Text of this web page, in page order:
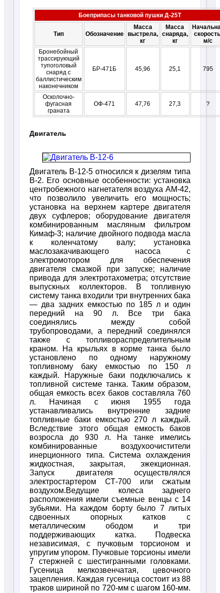
Боеприпасы танковой пушки Д-25Т
Тип Обозначение
Масса
выстрела,
кг
Масса
снаряда,
кг
м/с
Бронебойный
трассирующий
тупоголовый
снаряд с
баллистическим
наконечником
БР-471Б 45,96 25,1 795
Осколочно-
фугасная
граната
ОФ-471 47,76 27,3 ?
Двигатель
Двигатель В-12-5 относился к дизелям типа
В-2. Его основные особенности: установка
центробежного нагнетателя воздуха АМ-42,
что позволило увеличить его мощность;
установка на верхнем картере двигателя
двух суфлеров; оборудование двигателя
комбинированным масляным фильтром
Кимаф-3; наличие двойного подвода масла
к коленчатому валу; установка
маслозакачивающего насоса с
электромотором для обеспечения
двигателя смазкой при запуске; наличие
привода для электротахометра; отсутствие
выпускных коллекторов. В топливную
систему танка входили три внутренних бака
— два задних емкостью по 185 л и один
передний на 90 л. Все три бака
соединялись между собой
трубопроводами, а передний соединялся
также с топливораспределительным
краном. На крыльях в корме танка было
установлено по одному наружному
топливному баку емкостью по 150 л
каждый. Наружные баки подключались к
топливной системе танка. Таким образом,
общая емкость всех баков составляла 760
л. Начиная с июня 1955 года
устанавливались внутренние задние
топливные баки емкостью 270 л каждый.
Вследствие этого общая емкость баков
возросла до 930 л. На танке имелись
комбинированные воздухоочистители
инерционного типа. Система охлаждения
жидкостная, закрытая, эжекционная.
Запуск двигателя осуществлялся
электростартером СТ-700 или сжатым
воздухом.Ведущие колеса заднего
расположения имели съемные венцы с 14
зубьями. На каждом борту было 7 литых
сдвоенных опорных катков с
металлическим ободом и три
поддерживающих катка. Подвеска
независимая, с пучковым торсионом и
упругим упором. Пучковые торсионы имели
7 стержней с шестигранными головками.
Гусеница мелкозвенчатая, цевочного
зацепления. Каждая гусеница состоит из 88
траков шириной по 720-мм с шагом 160-мм.